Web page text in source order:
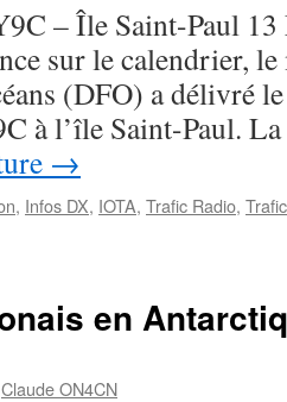
– Île Saint-Paul
sur le calendrier,
(DFO) a délivré
à l’île Saint-Paul.
→
, Infos DX, IOTA, Trafic Radio,
en
Claude ON4CN